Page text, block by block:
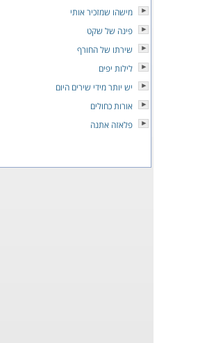
מישהו שמזכיר אותי
פינה של שקט
שירתו של החורף
לילות יפים
יש יותר מידי שירים היום
אורות כחולים
פלאזה אתנה